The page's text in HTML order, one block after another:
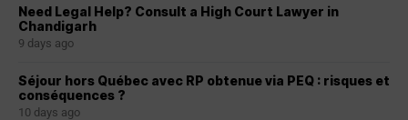
Need Legal Help? Consult a High Court Lawyer in
Chandigarh
9 days ago
Séjour hors Québec avec RP obtenue via PEQ : risques et
conséquences ?
10 days ago